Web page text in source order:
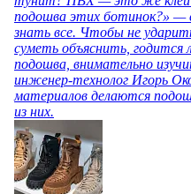
подошва этих ботинок?» —
знать все. Чтобы не
суметь объяснить, годится
подошва, внимательно
инженер-технолог Игорь
материалов делаются
из них.